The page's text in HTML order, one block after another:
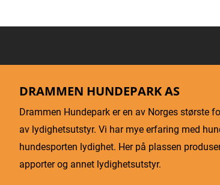
DRAMMEN HUNDEPARK AS
Drammen Hundepark er en av Norges største
av lydighetsutstyr. Vi har mye erfaring med
hundesporten lydighet. Her på plassen
apporter og annet lydighetsutstyr.